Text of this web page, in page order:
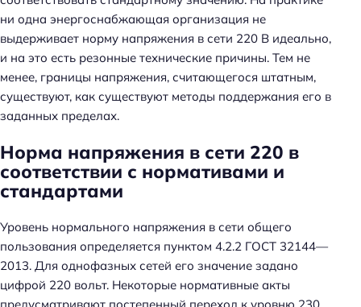
ни одна энергоснабжающая организация не
выдерживает норму напряжения в сети 220 В идеально,
и на это есть резонные технические причины. Тем не
менее, границы напряжения, считающегося штатным,
существуют, как существуют методы поддержания его в
заданных пределах.
Норма напряжения в сети 220 в
соответствии с нормативами и
стандартами
Уровень нормального напряжения в сети общего
пользования определяется пунктом 4.2.2 ГОСТ 32144—
2013. Для однофазных сетей его значение задано
цифрой 220 вольт. Некоторые нормативные акты